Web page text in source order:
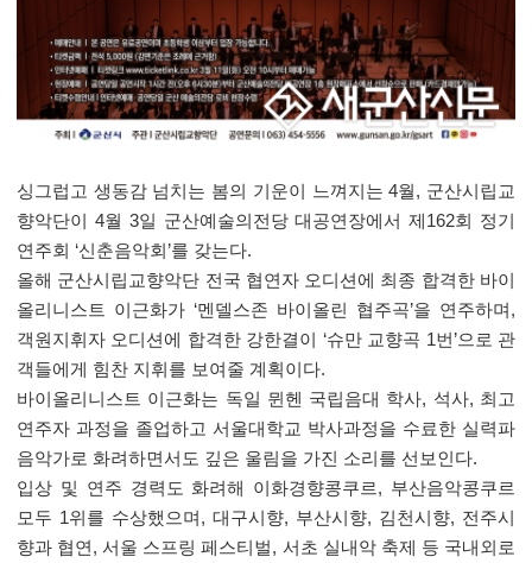
싱그럽고 생동감 넘치는 봄의 기운이 느껴지는 4월, 군산시립교
향악단이 4월 3일 군산예술의전당 대공연장에서 제162회 정기
연주회 ‘신춘음악회’를 갖는다.
올해 군산시립교향악단 전국 협연자 오디션에 최종 합격한 바이
올리니스트 이근화가 ‘멘델스존 바이올린 협주곡’을 연주하며,
객원지휘자 오디션에 합격한 강한결이 ‘슈만 교향곡 1번’으로 관
객들에게 힘찬 지휘를 보여줄 계획이다.
바이올리니스트 이근화는 독일 뮌헨 국립음대 학사, 석사, 최고
연주자 과정을 졸업하고 서울대학교 박사과정을 수료한 실력파
음악가로 화려하면서도 깊은 울림을 가진 소리를 선보인다.
입상 및 연주 경력도 화려해 이화경향콩쿠르, 부산음악콩쿠르
모두 1위를 수상했으며, 대구시향, 부산시향, 김천시향, 전주시
향과 협연, 서울 스프링 페스티벌, 서초 실내악 축제 등 국내외로